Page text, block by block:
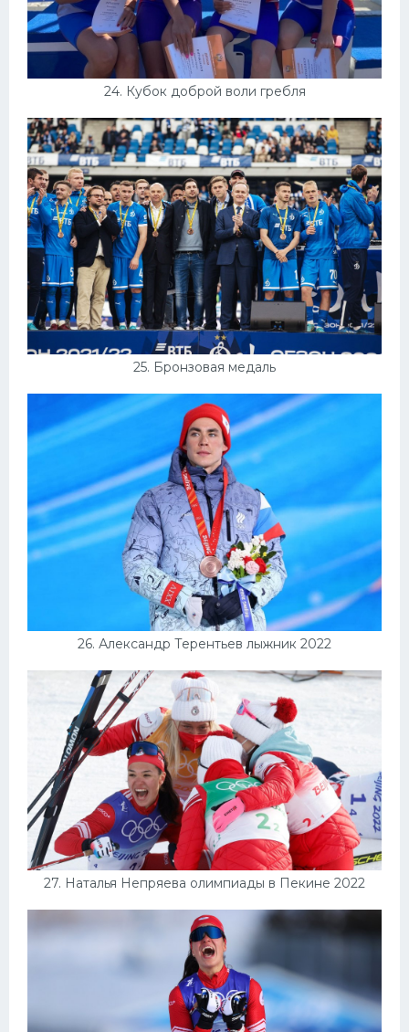
24. Кубок доброй воли гребля
25. Бронзовая медаль
26. Александр Терентьев лыжник 2022
27. Наталья Непряева олимпиады в Пекине 2022